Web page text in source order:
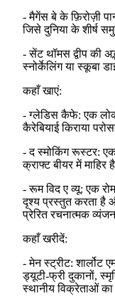
- मैगेंस बे के फ़िरोज़ी
जिसे दुनिया के शीर्ष
- सेंट थॉमस द्वीप की
स्नोर्केलिंग या स्कूबा
कहाँ खाएं:
- ग्लेडिस कैफे: एक
कैरेबियाई किराया
- द स्मोकिंग रूस्टर:
क्राफ्ट बीयर में माहिर
- रूम विद ए व्यू: एक
दृश्य प्रस्तुत करता है
प्रेरित रचनात्मक
कहाँ खरीदें:
- मेन स्ट्रीट:
ड्यूटी-फ्री दुकानों,
स्थानीय विक्रेताओं का